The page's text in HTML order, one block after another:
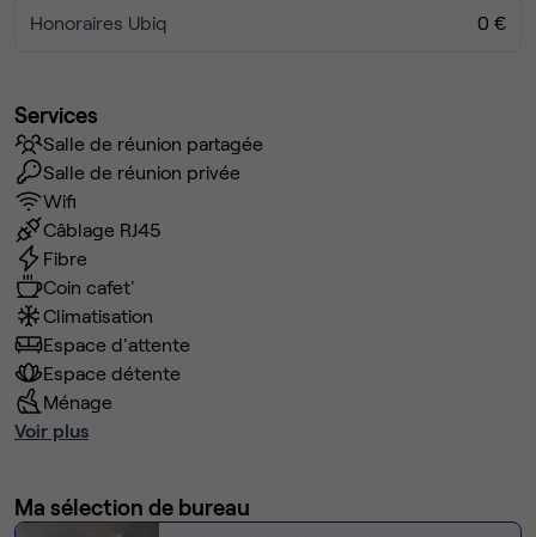
Honoraires Ubiq 0 €
Services
Salle de réunion partagée
Salle de réunion privée
Wifi
Câblage RJ45
Fibre
Coin cafet'
Climatisation
Espace d'attente
Espace détente
Ménage
Voir plus
Ma sélection de bureau